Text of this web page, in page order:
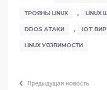
ТРОЯНЫ LINUX ,
DDOS АТАКИ , IOT
LINUX УЯЗВИМОСТИ
Предыдущая новость